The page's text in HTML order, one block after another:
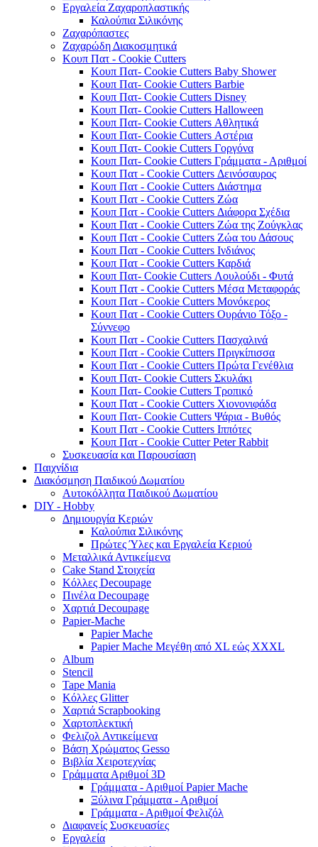
Εργαλεία Ζαχαροπλαστικής
Καλούπια Σιλικόνης
Ζαχαρόπαστες
Ζαχαρώδη Διακοσμητικά
Κουπ Πατ - Cookie Cutters
Κουπ Πατ- Cookie Cutters Baby Shower
Κουπ Πατ- Cookie Cutters Barbie
Κουπ Πατ- Cookie Cutters Disney
Κουπ Πατ- Cookie Cutters Halloween
Κουπ Πατ- Cookie Cutters Αθλητικά
Κουπ Πατ- Cookie Cutters Αστέρια
Κουπ Πατ- Cookie Cutters Γοργόνα
Κουπ Πατ- Cookie Cutters Γράμματα - Αριθμοί
Κουπ Πατ - Cookie Cutters Δεινόσαυρος
Κουπ Πατ - Cookie Cutters Διάστημα
Κουπ Πατ - Cookie Cutters Ζώα
Κουπ Πατ - Cookie Cutters Διάφορα Σχέδια
Κουπ Πατ - Cookie Cutters Ζώα της Ζούγκλας
Κουπ Πατ - Cookie Cutters Ζώα του Δάσους
Κουπ Πατ - Cookie Cutters Ινδιάνος
Κουπ Πατ - Cookie Cutters Καρδιά
Κουπ Πατ- Cookie Cutters Λουλούδι - Φυτά
Κουπ Πατ - Cookie Cutters Μέσα Μεταφοράς
Κουπ Πατ - Cookie Cutters Μονόκερος
Κουπ Πατ - Cookie Cutters Ουράνιο Τόξο -
Σύννεφο
Κουπ Πατ - Cookie Cutters Πασχαλινά
Κουπ Πατ - Cookie Cutters Πριγκίπισσα
Κουπ Πατ - Cookie Cutters Πρώτα Γενέθλια
Κουπ Πατ- Cookie Cutters Σκυλάκι
Κουπ Πατ- Cookie Cutters Τροπικό
Κουπ Πατ - Cookie Cutters Χιονονιφάδα
Κουπ Πατ- Cookie Cutters Ψάρια - Βυθός
Κουπ Πατ - Cookie Cutters Ιππότες
Κουπ Πατ - Cookie Cutter Peter Rabbit
Συσκευασία και Παρουσίαση
Παιχνίδια
Διακόσμηση Παιδικού Δωματίου
Αυτοκόλλητα Παιδικού Δωματίου
DIY - Hobby
Δημιουργία Κεριών
Καλούπια Σιλικόνης
Πρώτες Ύλες και Εργαλεία Κεριού
Μεταλλικά Αντικείμενα
Cake Stand Στοιχεία
Κόλλες Decoupage
Πινέλα Decoupage
Χαρτιά Decoupage
Papier-Mache
Papier Mache
Papier Mache Μεγέθη από XL εώς XXXL
Album
Stencil
Tape Mania
Κόλλες Glitter
Χαρτιά Scrapbooking
Χαρτοπλεκτική
Φελιζολ Αντικείμενα
Βάση Χρώματος Gesso
Βιβλία Χειροτεχνίας
Γράμματα Αριθμοί 3D
Γράμματα - Αριθμοί Papier Mache
Ξύλινα Γράμματα - Αριθμοί
Γράμματα - Αριθμοί Φελιζόλ
Διαφανείς Συσκευασίες
Εργαλεία